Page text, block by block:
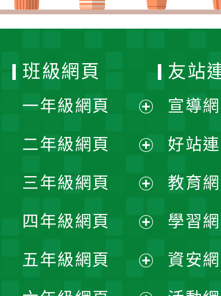
班級網頁
一年級網頁
開
選
單
二年級網頁
開
選
單
三年級網頁
開
選
單
四年級網頁
開
五年級網頁
友站
宣導
好站
教育
學習
資安